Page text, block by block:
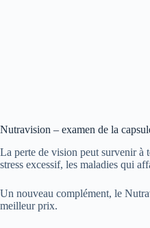
Nutravision – examen de la
La perte de vision peut survenir à
stress excessif, les maladies qui
Un nouveau complément, le
meilleur prix.